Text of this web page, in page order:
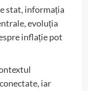
stat, informația
evoluția
inflație pot
iar